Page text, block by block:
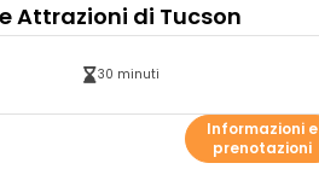
Attrazioni di Tucson
30 minuti
Informazioni e
prenotazioni